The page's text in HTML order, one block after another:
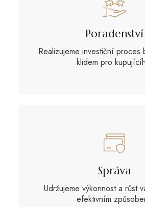
Poradenství
Realizujeme investiční proces
klidem pro
Správa
Udržujeme výkonnost a růst
efektivním